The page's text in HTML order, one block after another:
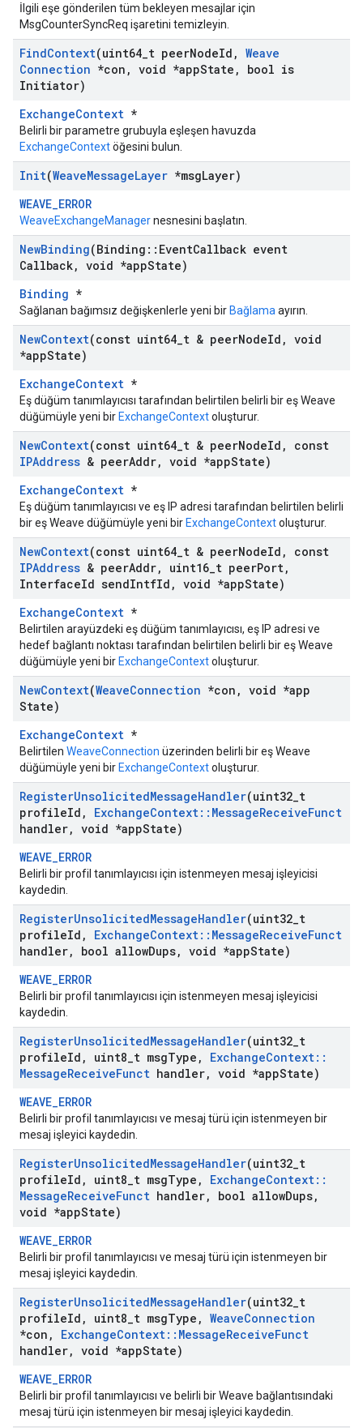
İlgili eşe gönderilen tüm bekleyen mesajlar için
MsgCounterSyncReq işaretini temizleyin.
FindContext(uint64 t peerNodeId , Weave
Connection *con , void *appState ,
bool is
Initiator)
ExchangeContext *
Belirli bir parametre grubuyla eşleşen havuzda
ExchangeContextöğesini bulun.
Init(WeaveMessageLayer *msgLayer)
WEAVE_ERROR
WeaveExchangeManagernesnesini başlatın.
NewBinding(Binding :: EventCallback event
Callback, void *appState)
Binding *
Sağlanan bağımsız değişkenlerle yeni bir Bağlama ayırın.
NewContext(const uint64 t & peerNodeId , void
*appState)
ExchangeContext *
Eş düğüm tanımlayıcısı tarafından belirtilen belirli bir eş Weave
düğümüyle yeni bir ExchangeContextoluşturur.
NewContext(const uint64 t & peerNodeId ,
const
IPAddress & peerAddr, void *appState)
ExchangeContext *
Eş düğüm tanımlayıcısı ve eş IP adresi tarafından belirtilen belirli
bir eş Weave düğümüyle yeni bir ExchangeContextoluşturur.
NewContext(const uint64 t & peerNodeId ,
const
IPAddress & peerAddr, uint16 t peerPort,
InterfaceId sendIntfId , void *appState)
ExchangeContext *
Belirtilen arayüzdeki eş düğüm tanımlayıcısı, eş IP adresi ve
hedef bağlantı noktası tarafından belirtilen belirli bir eş Weave
düğümüyle yeni bir ExchangeContextoluşturur.
NewContext(WeaveConnection *con , void *app
State)
ExchangeContext *
Belirtilen WeaveConnection üzerinden belirli bir eş Weave
düğümüyle yeni bir ExchangeContextoluşturur.
RegisterUnsolicitedMessageHandler(uint32 t
profileId , ExchangeContext:: MessageReceiveFunct
handler, void *appState)
WEAVE_ERROR
Belirli bir profil tanımlayıcısı için istenmeyen mesaj işleyicisi
kaydedin.
RegisterUnsolicitedMessageHandler(uint32 t
profileId , ExchangeContext:: MessageReceiveFunct
handler, bool allowDups, void *appState)
WEAVE_ERROR
Belirli bir profil tanımlayıcısı için istenmeyen mesaj işleyicisi
kaydedin.
RegisterUnsolicitedMessageHandler(uint32 t
profileId , uint8 t msgType , ExchangeContext::
MessageReceiveFunct handler, void *appState)
WEAVE_ERROR
Belirli bir profil tanımlayıcısı ve mesaj türü için istenmeyen bir
mesaj işleyici kaydedin.
RegisterUnsolicitedMessageHandler(uint32 t
profileId , uint8 t msgType , ExchangeContext::
MessageReceiveFunct handler, bool allowDups,
void *appState)
WEAVE_ERROR
Belirli bir profil tanımlayıcısı ve mesaj türü için istenmeyen bir
mesaj işleyici kaydedin.
RegisterUnsolicitedMessageHandler(uint32 t
profileId , uint8 t msgType , WeaveConnection
*con , ExchangeContext:: MessageReceiveFunct
handler, void *appState)
WEAVE_ERROR
Belirli bir profil tanımlayıcısı ve belirli bir Weave bağlantısındaki
mesaj türü için istenmeyen bir mesaj işleyici kaydedin.